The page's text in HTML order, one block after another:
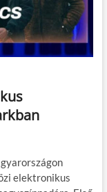
elektronikus